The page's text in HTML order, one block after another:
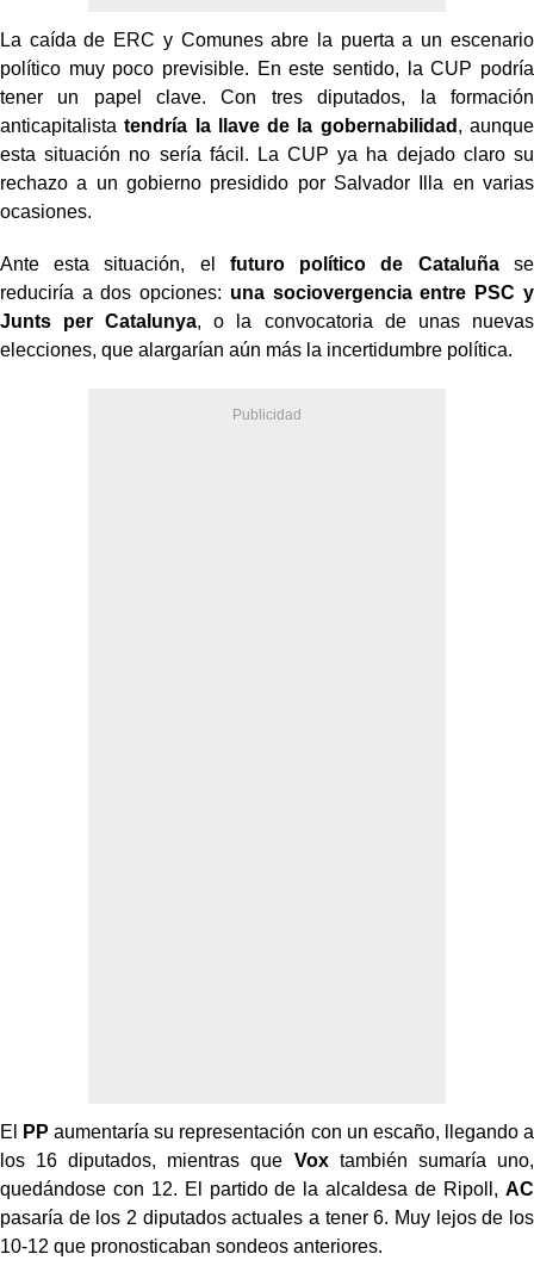
La caída de ERC y Comunes abre la puerta a un escenario
político muy poco previsible. En este sentido, la CUP podría
tener un papel clave. Con tres diputados, la formación
anticapitalistatendría la llave de la gobernabilidad , aunque
esta situación no sería fácil. La CUP ya ha dejado claro su
rechazo a un gobierno presidido por Salvador Illa en varias
ocasiones.
Ante esta situación, el futuro político de Cataluñase
reduciría a dos opciones: una sociovergencia entre PSC y
Junts per Catalunya, o la convocatoria de unas nuevas
elecciones, que alargarían aún más la incertidumbre política.
El PP aumentaría su representación con un escaño, llegando a
los 16 diputados, mientras que Voxtambién sumaría uno,
quedándose con 12. El partido de la alcaldesa de Ripoll, AC
pasaría de los 2 diputados actuales a tener 6. Muy lejos de los
10-12 que pronosticaban sondeos anteriores.